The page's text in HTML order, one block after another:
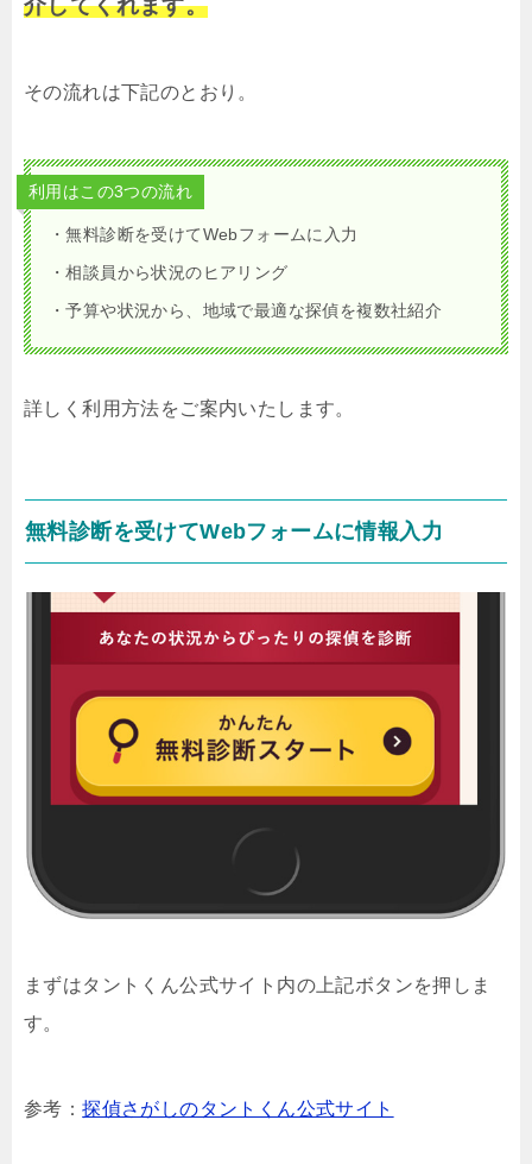
その流れは下記のとおり。
利用はこの3つの流れ
・無料診断を受けてWebフォームに入力
・相談員から状況のヒアリング
・予算や状況から、地域で最適な探偵を複数社紹介
詳しく利用方法をご案内いたします。
無料診断を受けてWebフォームに情報入力
まずはタントくん公式サイト内の上記ボタンを押しま
す。
参考：探偵さがしのタントくん公式サイト